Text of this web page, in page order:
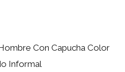
Con Capucha Color
Informal